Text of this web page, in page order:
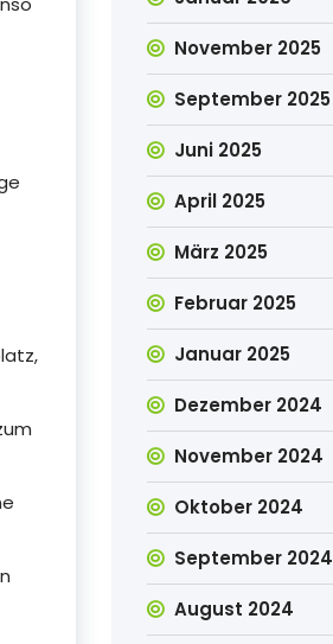
November 2025
September 2025
Juni 2025
April 2025
März 2025
Februar 2025
Januar 2025
Dezember 2024
November 2024
Oktober 2024
September 2024
August 2024